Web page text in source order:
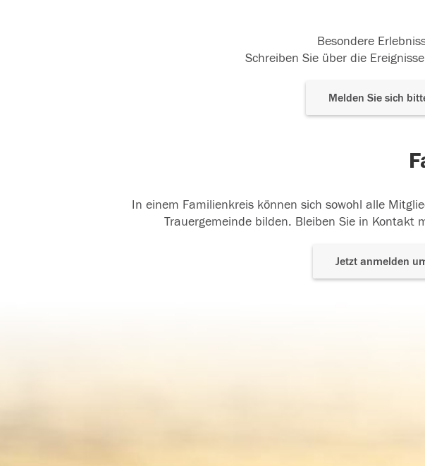
Besondere
Schreiben Sie über die
Melden Sie sich
In einem Familienkreis können sich sowohl alle
Trauergemeinde bilden. Bleiben Sie in
Jetzt anmelden